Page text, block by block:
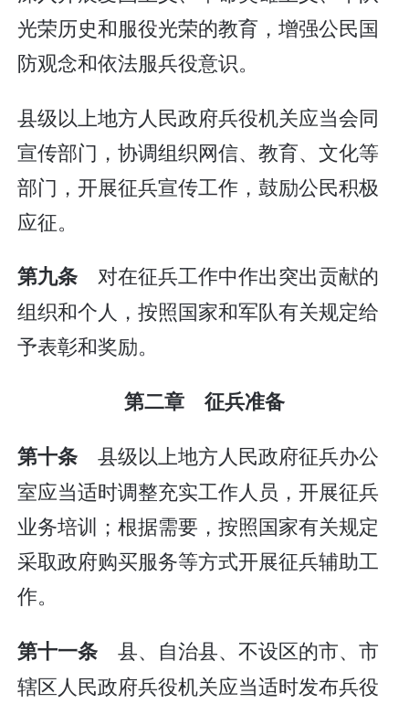
光荣历史和服役光荣的教育，增强公民国
防观念和依法服兵役意识。
县级以上地方人民政府兵役机关应当会同
宣传部门，协调组织网信、教育、文化等
部门，开展征兵宣传工作，鼓励公民积极
应征。
第九条 对在征兵工作中作出突出贡献的
组织和个人，按照国家和军队有关规定给
予表彰和奖励。
第二章 征兵准备
第十条 县级以上地方人民政府征兵办公
室应当适时调整充实工作人员，开展征兵
业务培训；根据需要，按照国家有关规定
采取政府购买服务等方式开展征兵辅助工
作。
第十一条 县、自治县、不设区的市、市
辖区人民政府兵役机关应当适时发布兵役